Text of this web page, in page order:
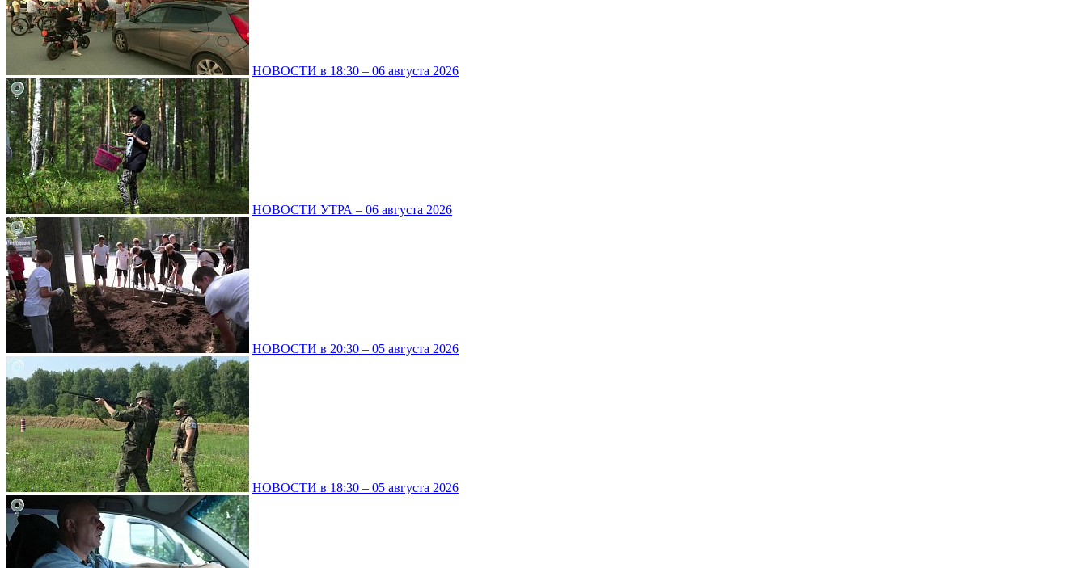
НОВОСТИ в 18:30 – 06 августа 2026
НОВОСТИ УТРА – 06 августа 2026
НОВОСТИ в 20:30 – 05 августа 2026
НОВОСТИ в 18:30 – 05 августа 2026